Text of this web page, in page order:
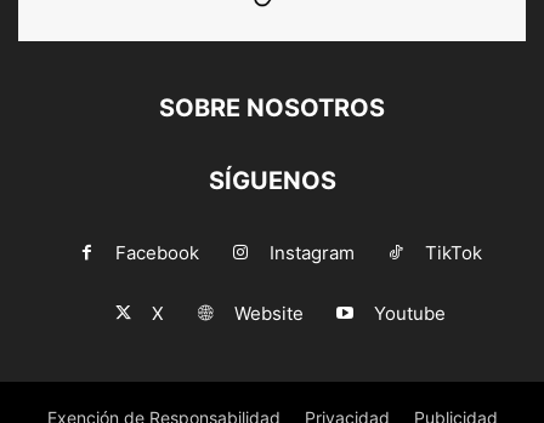
SOBRE NOSOTROS
SÍGUENOS
Facebook Instagram TikTok
X Website Youtube
Exención de Responsabilidad Privacidad Publicidad